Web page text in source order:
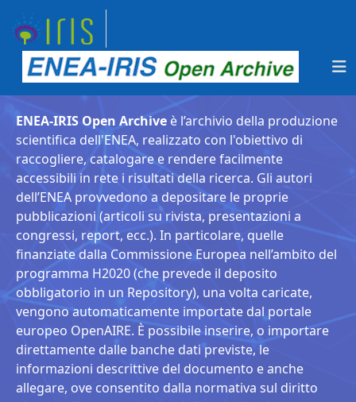
ENEA-IRIS Open Archive è l’archivio della produzione
scientifica dell'ENEA, realizzato con l'obiettivo di
raccogliere, catalogare e rendere facilmente
accessibili in rete i risultati della ricerca. Gli autori
dell’ENEA provvedono a depositare le proprie
pubblicazioni (articoli su rivista, presentazioni a
congressi, report, ecc.). In particolare, quelle
finanziate dalla Commissione Europea nell’ambito del
programma H2020 (che prevede il deposito
obbligatorio in un Repository), una volta caricate,
vengono automaticamente importate dal portale
europeo OpenAIRE. È possibile inserire, o importare
direttamente dalle banche dati previste, le
informazioni descrittive del documento e anche
allegare, ove consentito dalla normativa sul diritto